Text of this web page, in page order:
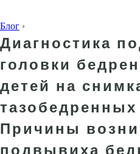
Блог ›
Диагностика
головки
детей на
тазобедренных
Причины
подвывиха